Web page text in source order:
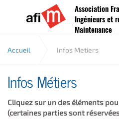
Aller au
Association
Ingénieurs et
Maintenance
Accueil Infos Metiers
Infos Métiers
Cliquez sur un des éléments
(certaines parties sont